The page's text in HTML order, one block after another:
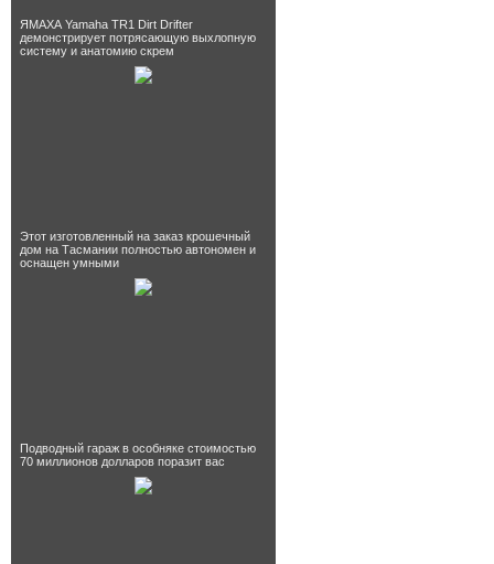
ЯМАХА Yamaha TR1 Dirt Drifter
демонстрирует потрясающую выхлопную
систему и анатомию скрем
Этот изготовленный на заказ крошечный
дом на Тасмании полностью автономен и
оснащен умными
Подводный гараж в особняке стоимостью
70 миллионов долларов поразит вас